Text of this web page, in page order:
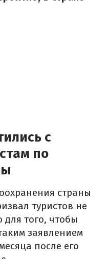
с
по
страны
туристов не
для того, чтобы
заявлением
после его